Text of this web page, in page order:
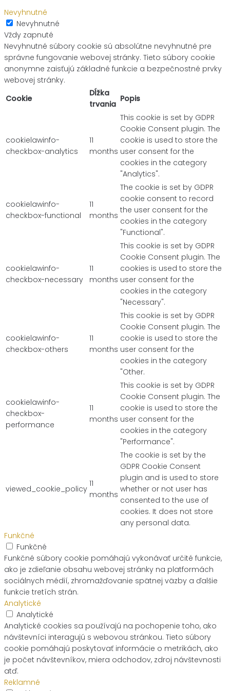
Nevyhnutné
Nevyhnutné
Vždy zapnuté
Nevyhnutné súbory cookie sú absolútne nevyhnutné pre
správne fungovanie webovej stránky. Tieto súbory cookie
anonymne zaisťujú základné funkcie a bezpečnostné prvky
webovej stránky.
Cookie
Dĺžka
trvania
Popis
cookielawinfo-
checkbox-analytics
11
months
This cookie is set by GDPR
Cookie Consent plugin. The
cookie is used to store the
user consent for the
cookies in the category
"Analytics".
cookielawinfo-
checkbox-functional
11
months
The cookie is set by GDPR
cookie consent to record
the user consent for the
cookies in the category
"Functional".
cookielawinfo-
checkbox-necessary
11
months
This cookie is set by GDPR
Cookie Consent plugin. The
cookies is used to store the
user consent for the
cookies in the category
"Necessary".
cookielawinfo-
checkbox-others
11
months
This cookie is set by GDPR
Cookie Consent plugin. The
cookie is used to store the
user consent for the
cookies in the category
"Other.
cookielawinfo-
checkbox-
performance
11
months
This cookie is set by GDPR
Cookie Consent plugin. The
cookie is used to store the
user consent for the
cookies in the category
"Performance".
viewed_cookie_policy
11
months
The cookie is set by the
GDPR Cookie Consent
plugin and is used to store
whether or not user has
consented to the use of
cookies. It does not store
any personal data.
Funkčné
Funkčné
Funkčné súbory cookie pomáhajú vykonávať určité funkcie,
ako je zdieľanie obsahu webovej stránky na platformách
sociálnych médií, zhromažďovanie spätnej väzby a ďalšie
funkcie tretích strán.
Analytické
Analytické
Analytické cookies sa používajú na pochopenie toho, ako
návštevníci interagujú s webovou stránkou. Tieto súbory
cookie pomáhajú poskytovať informácie o metrikách, ako
je počet návštevníkov, miera odchodov, zdroj návštevnosti
atď.
Reklamné